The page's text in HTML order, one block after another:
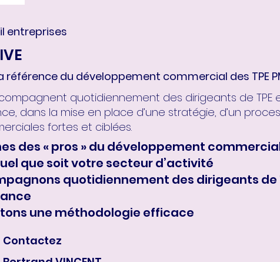
entreprises
la référence du développement commercial des TPE
quotidiennement des dirigeants de TPE
dans la mise en place d’une stratégie, d’un
fortes et ciblées.
des « pros » du développement
que soit votre secteur d’activité
quotidiennement des dirigeants de
une méthodologie efficace
Contactez